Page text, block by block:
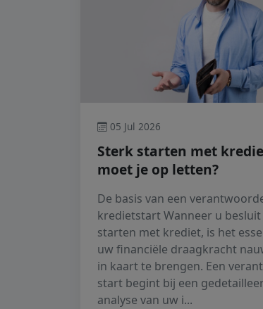
05 Jul 2026
Sterk starten met
moet je op letten?
De basis van een
kredietstart Wanneer u
starten met krediet, is het
uw financiële draagkracht
in kaart te brengen. Een
start begint bij een
analyse van uw i...